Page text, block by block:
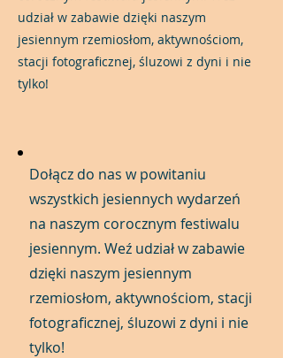
udział w zabawie dzięki naszym
jesiennym rzemiosłom, aktywnościom,
stacji fotograficznej, śluzowi z dyni i nie
tylko!
Dołącz do nas w powitaniu
wszystkich jesiennych wydarzeń
na naszym corocznym festiwalu
jesiennym. Weź udział w zabawie
dzięki naszym jesiennym
rzemiosłom, aktywnościom, stacji
fotograficznej, śluzowi z dyni i nie
tylko!